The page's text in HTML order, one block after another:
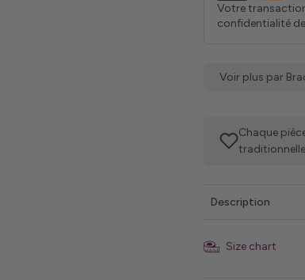
Votre
confidentialité
Voir plus par
Chaque
Description
Size chart